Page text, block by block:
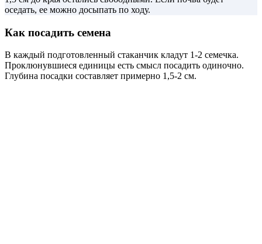
оседать, ее можно досыпать по ходу.
Как посадить семена
В каждый подготовленный стаканчик кладут 1-2 семечка.
Проклюнувшиеся единицы есть смысл посадить одиночно.
Глубина посадки составляет примерно 1,5-2 см.